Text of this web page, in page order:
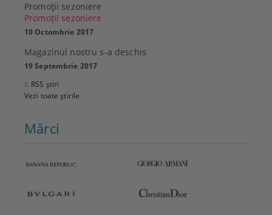
Promoţii sezoniere
Promoţii sezoniere
10 Octombrie 2017
Magazinul nostru s-a deschis
19 Septembrie 2017
RSS știri
Vezi toate știrile
Mărci